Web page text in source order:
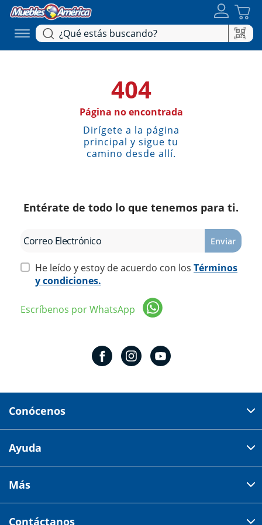
404
Página no encontrada
Dirígete a la página
principal y sigue tu
camino desde allí.
Entérate de todo lo que tenemos para ti.
Enviar
He leído y estoy de acuerdo con los Términos
y condiciones.
Escríbenos por WhatsApp
Conócenos
Av 18 de marzo # 309. Colonia la Nogalera.
Tiendas
Ayuda
Centro de ayuda
Más
Contáctanos